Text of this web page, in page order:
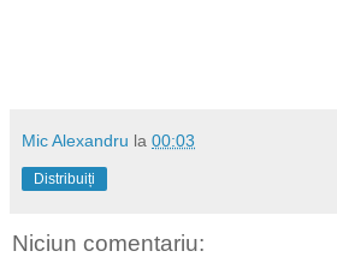
Mic Alexandru la 00:03
Distribuiți
Niciun comentariu: